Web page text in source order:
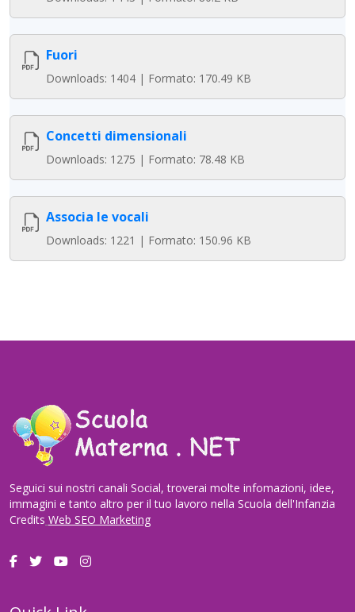
Fuori
Downloads: 1404 | Formato: 170.49 KB
Concetti dimensionali
Downloads: 1275 | Formato: 78.48 KB
Associa le vocali
Downloads: 1221 | Formato: 150.96 KB
Seguici sui nostri canali Social, troverai molte infomazioni, idee,
immagini e tanto altro per il tuo lavoro nella Scuola dell'Infanzia
Credits Web SEO Marketing